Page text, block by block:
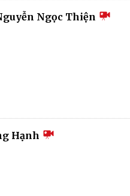
Ngọc Thiện
Hạnh